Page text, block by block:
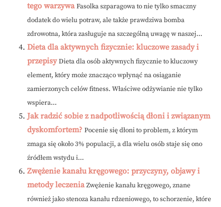
tego warzywa Fasolka szparagowa to nie tylko smaczny
dodatek do wielu potraw, ale także prawdziwa bomba
zdrowotna, która zasługuje na szczególną uwagę w naszej...
Dieta dla aktywnych fizycznie: kluczowe zasady i
przepisy Dieta dla osób aktywnych fizycznie to kluczowy
element, który może znacząco wpłynąć na osiąganie
zamierzonych celów fitness. Właściwe odżywianie nie tylko
wspiera...
Jak radzić sobie z nadpotliwością dłoni i związanym
dyskomfortem? Pocenie się dłoni to problem, z którym
zmaga się około 3% populacji, a dla wielu osób staje się ono
źródłem wstydu i...
Zwężenie kanału kręgowego: przyczyny, objawy i
metody leczenia Zwężenie kanału kręgowego, znane
również jako stenoza kanału rdzeniowego, to schorzenie, które